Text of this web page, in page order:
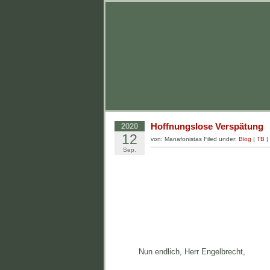
2020
12
Sep.
Hoffnungslose Verspätung
von: Manafonistas Filed under: Blog | TB |
Nun endlich, Herr Engelbrecht,